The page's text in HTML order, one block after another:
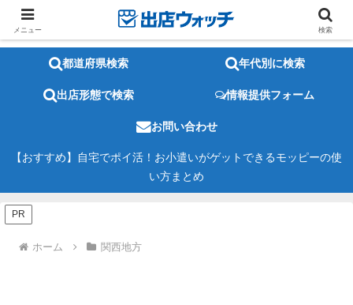
都道府県検索 年代別に検索
出店形態で検索 情報提供フォーム
お問い合わせ
【おすすめ】自宅でポイ活！お小遣いがゲットできるモッピーの使
い方まとめ
PR
ホーム 関西地方
メニュー 検索